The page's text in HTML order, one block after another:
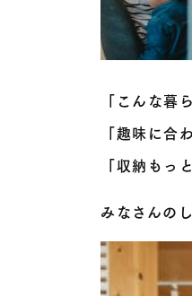
「こんな暮
「趣味に合
「収納もっ
みなさんの